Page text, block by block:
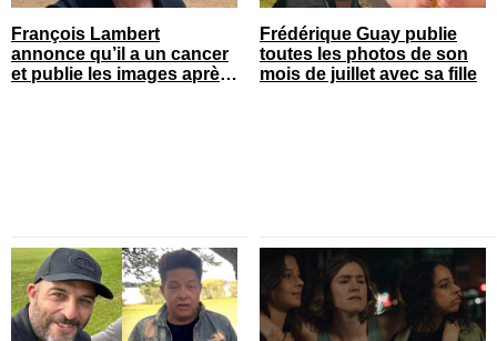
François Lambert
annonce qu’il a un cancer
et publie les images après
Frédérique Guay publie
toutes les photos de son
mois de juillet avec sa fille